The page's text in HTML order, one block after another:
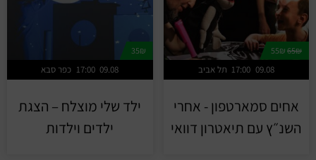
65₪
תל אביב 17:00 09.08
אחים סמארטפון - אחרי
השנ״ץ עם תיאטרון דוואי
35₪
כפר סבא 17:00 09.08
ילד שלי מוצלח – הצגת
ילדים וילדות